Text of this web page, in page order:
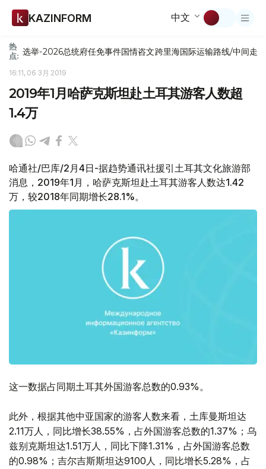
KAZINFORM 中文
热
点: 选举-2026总统府任免事件国情咨文跨里海国际运输路线/中间走廊
16:11, 06 3月 2019
2019年1月哈萨克斯坦赴土耳其游客人数超
1.4万
哈通社/巴库/2月4日-据趋势通讯社援引土耳其文化旅游部
消息，2019年1月，哈萨克斯坦赴土耳其游客人数达1.42
万，较2018年同期增长28.1%。
这一数据占同期土耳其外国游客总数的0.93%。
此外，根据其他中亚国家的游客人数来看，土库曼斯坦达
2.11万人，同比增长38.55%，占外国游客总数的1.37%；乌
兹别克斯坦达1.51万人，同比下降1.31%，占外国游客总数
的0.98%；吉尔吉斯斯坦达9100人，同比增长5.28%，占